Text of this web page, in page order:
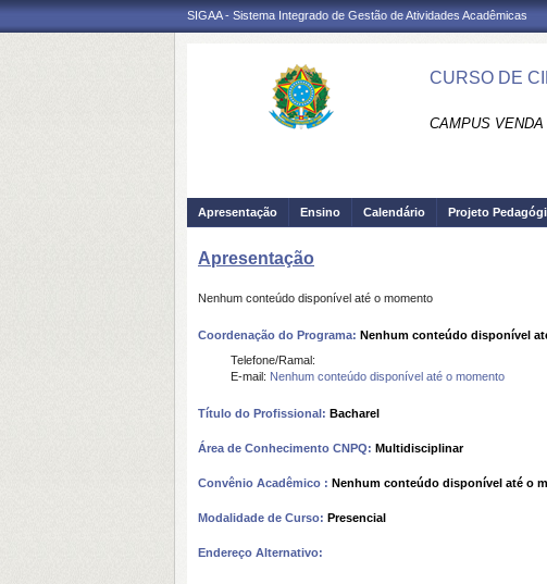
SIGAA - Sistema Integrado de Gestão de Atividades Acadêmicas
CURSO DE
CAMPUS
Apresentação Ensino Calendário Projeto
Apresentação
Nenhum conteúdo disponível até o momento
Coordenação do Programa: Nenhum conteúdo disponível
Telefone/Ramal:
E-mail: Nenhum conteúdo disponível até o momento
Título do Profissional: Bacharel
Área de Conhecimento CNPQ: Multidisciplinar
Convênio Acadêmico : Nenhum conteúdo disponível até o
Modalidade de Curso: Presencial
Endereço Alternativo: